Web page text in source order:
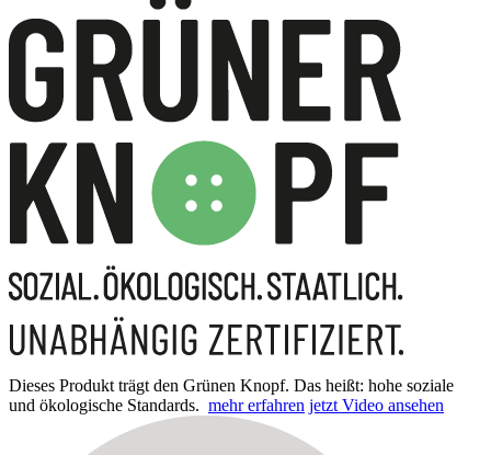
Dieses Produkt trägt den Grünen Knopf. Das heißt: hohe soziale
und ökologische Standards. mehr erfahren jetzt Video ansehen